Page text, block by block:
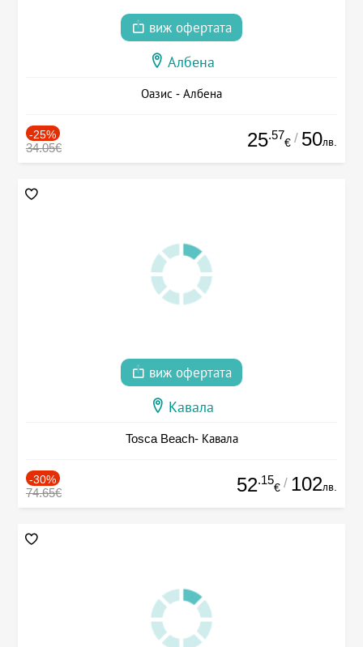
виж офертата
Албена
Оазис - Албена
-25%
34.05€ 25.57
€ / 50лв.
виж офертата
Кавала
Tosca Beach- Кавала
-30%
74.65€ 52.15
€ / 102лв.